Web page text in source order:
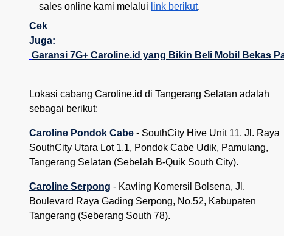
sales online kami melalui link berikut.
Cek
Juga:
Garansi 7G+ Caroline.id yang Bikin Beli Mobil Bekas
Lokasi cabang Caroline.id di Tangerang Selatan adalah
sebagai berikut:
Caroline Pondok Cabe - SouthCity Hive Unit 11, Jl. Raya
SouthCity Utara Lot 1.1, Pondok Cabe Udik, Pamulang,
Tangerang Selatan (Sebelah B-Quik South City).
Caroline Serpong - Kavling Komersil Bolsena, Jl.
Boulevard Raya Gading Serpong, No.52, Kabupaten
Tangerang (Seberang South 78).